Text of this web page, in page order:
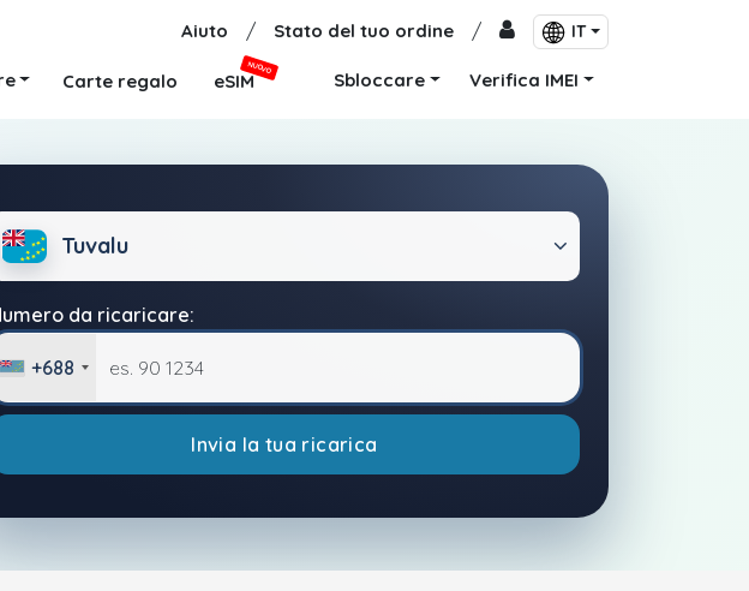
Aiuto / Stato del tuo ordine / IT
Carte regalo eSIM
NUOVO
Sbloccare Verifica IMEI
Tuvalu
da ricaricare:
+688
Invia la tua ricarica